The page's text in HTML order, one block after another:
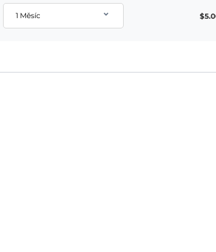
1 Měsíc $